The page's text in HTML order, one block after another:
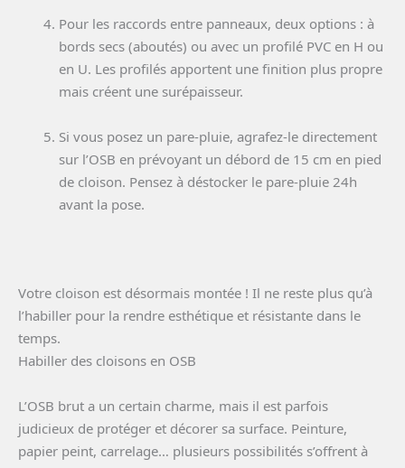
Pour les raccords entre panneaux, deux options : à
bords secs (aboutés) ou avec un profilé PVC en H ou
en U. Les profilés apportent une finition plus propre
mais créent une surépaisseur.
Si vous posez un pare-pluie, agrafez-le directement
sur l’OSB en prévoyant un débord de 15 cm en pied
de cloison. Pensez à déstocker le pare-pluie 24h
avant la pose.
Votre cloison est désormais montée ! Il ne reste plus qu’à
l’habiller pour la rendre esthétique et résistante dans le
temps.
Habiller des cloisons en OSB
L’OSB brut a un certain charme, mais il est parfois
judicieux de protéger et décorer sa surface. Peinture,
papier peint, carrelage… plusieurs possibilités s’offrent à